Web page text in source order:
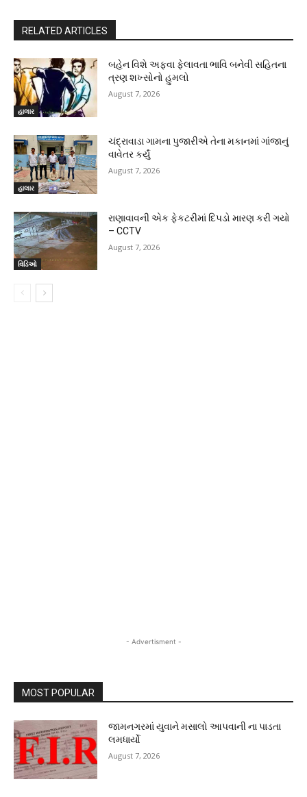
RELATED ARTICLES
હાલાર
બહેન વિશે અફવા ફેલાવતા ભાવિ બનેવી સહિતના
ત્રણ શખ્સોનો હુમલો
August 7, 2026
હાલાર
ચંદ્રાવાડા ગામના પુજારીએ તેના મકાનમાં ગાંજાનું
વાવેતર કર્યું
August 7, 2026
વિડિઓ
રાણાવાવની એક ફેકટરીમાં દિપડો મારણ કરી ગયો
– CCTV
August 7, 2026
- Advertisment -
MOST POPULAR
જામનગરમાં યુવાને મસાલો આપવાની ના પાડતા
લમધાર્યો
August 7, 2026